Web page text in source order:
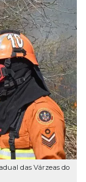
das Várzeas do